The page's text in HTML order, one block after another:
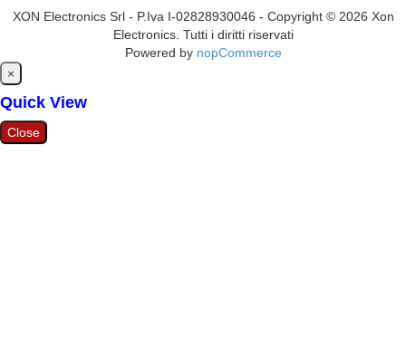
XON Electronics Srl - P.Iva I-02828930046 - Copyright © 2026 Xon
Electronics. Tutti i diritti riservati
Powered by nopCommerce
×
Quick View
Close